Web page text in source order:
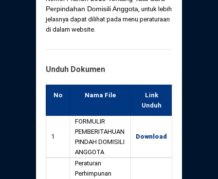
Perubahan Peraturan Perpindahan Domisili
Anggota
Daftar Perkara Dewan Kehormatan Pusat
Daftar Perkara Dewan Kehormatan Daerah
Perpindahan Domisili Anggota , untuk lebih
jelasnya dapat dilihat pada menu peraturaan
di dalam website.
Unduh Dokumen
No Nama File
Link
Unduh
1
FORMULIR
PEMBERITAHUAN
PINDAH DOMISILI
ANGGOTA
Download
Peraturan
Perhimpunan